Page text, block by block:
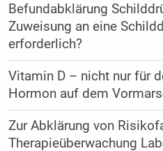
Befundabklärung
Zuweisung an eine
erforderlich?
Vitamin D – nicht nur für
Hormon auf dem
Zur Abklärung von
Therapieüberwachung